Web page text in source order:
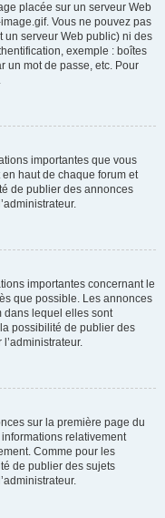
placée sur un serveur Web
Vous ne pouvez pas
un serveur Web public) ni des
exemple : boîtes
un mot de passe, etc. Pour
importantes que vous
haut de chaque forum et
de publier des annonces
importantes concernant le
que possible. Les annonces
dans lequel elles sont
possibilité de publier des
sur la première page du
relativement
Comme pour les
de publier des sujets